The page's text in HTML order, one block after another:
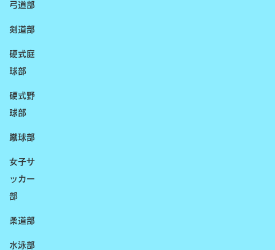
弓道部
剣道部
硬式庭
球部
硬式野
球部
蹴球部
女子サ
ッカー
部
柔道部
水泳部